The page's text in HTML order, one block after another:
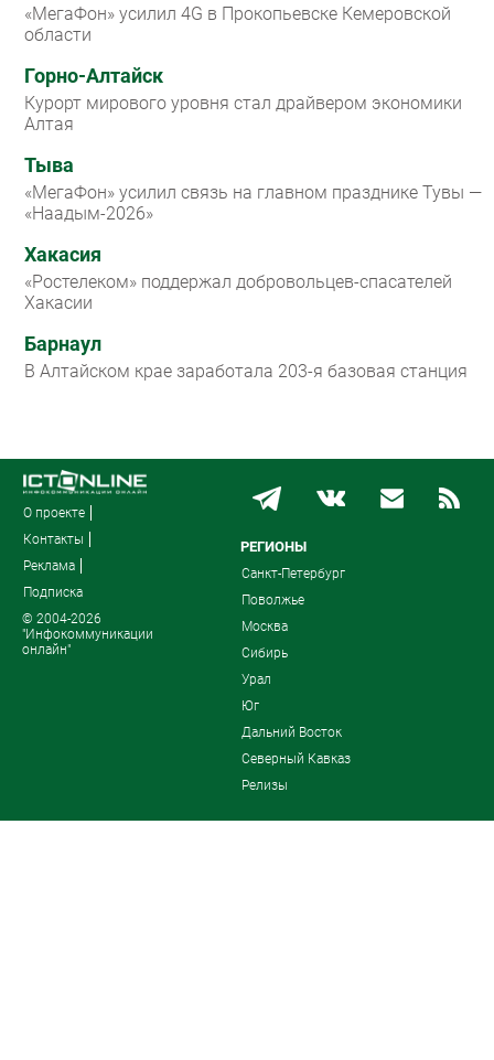
«МегаФон» усилил 4G в Прокопьевске Кемеровской
области
Горно-Алтайск
Курорт мирового уровня стал драйвером экономики
Алтая
Тыва
«МегаФон» усилил связь на главном празднике Тувы —
«Наадым-2026»
Хакасия
«Ростелеком» поддержал добровольцев-спасателей
Хакасии
Барнаул
В Алтайском крае заработала 203-я базовая станция
О проекте
Контакты
Реклама
Подписка
© 2004-2026
"Инфокоммуникации
онлайн"
РЕГИОНЫ
Санкт-Петербург
Поволжье
Москва
Сибирь
Урал
Юг
Дальний Восток
Северный Кавказ
Релизы